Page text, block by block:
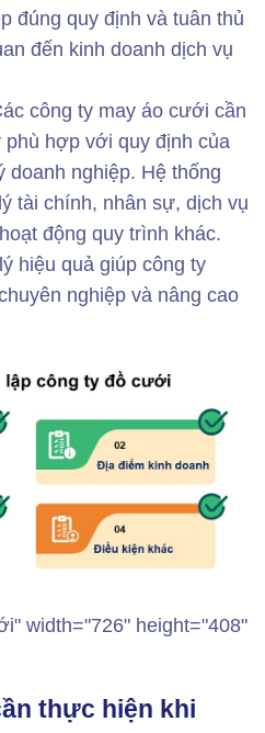
đúng quy định và tuân thủ
đến kinh doanh dịch vụ
công ty may áo cưới cần
phù hợp với quy định của
doanh nghiệp. Hệ thống
tài chính, nhân sự, dịch vụ
động quy trình khác.
hiệu quả giúp công ty
nghiệp và nâng cao
width="726" height="408"
thực hiện khi